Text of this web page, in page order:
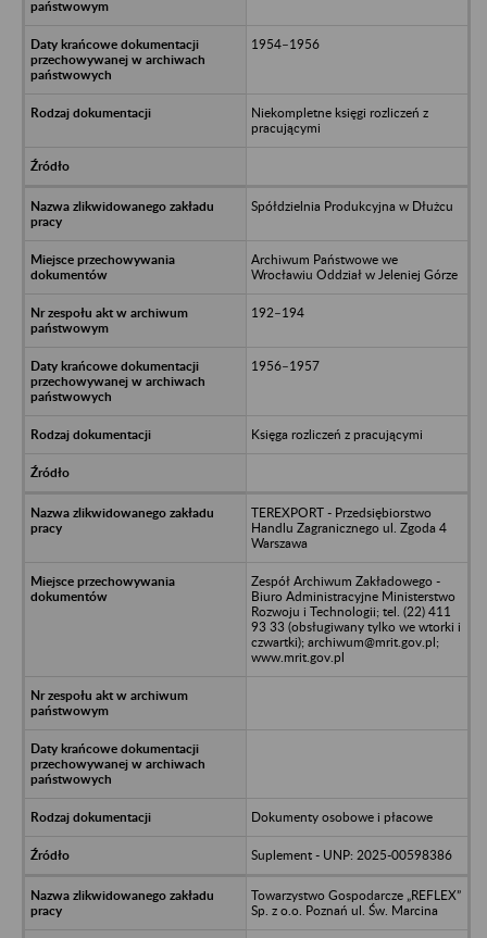
1954–1956
Niekompletne księgi rozliczeń z
pracującymi
Spółdzielnia Produkcyjna w Dłużcu
Archiwum Państwowe we
Wrocławiu Oddział w Jeleniej Górze
192–194
1956–1957
Księga rozliczeń z pracującymi
TEREXPORT - Przedsiębiorstwo
Handlu Zagranicznego ul. Zgoda 4
Warszawa
Zespół Archiwum Zakładowego -
Biuro Administracyjne Ministerstwo
Rozwoju i Technologii; tel. (22) 411
93 33 (obsługiwany tylko we wtorki i
czwartki); archiwum@mrit.gov.pl;
www.mrit.gov.pl
Dokumenty osobowe i płacowe
Suplement - UNP: 2025-00598386
Towarzystwo Gospodarcze „REFLEX”
Sp. z o.o. Poznań ul. Św. Marcina